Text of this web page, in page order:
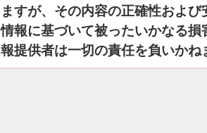
ますが、その内容の正確性およ
情報に基づいて被ったいかなる
報提供者は一切の責任を負いかね